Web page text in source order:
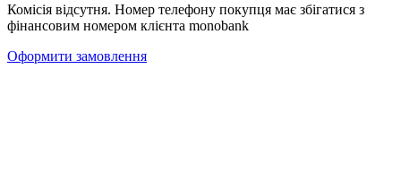
Комісія відсутня. Номер телефону покупця має збігатися з
фінансовим номером клієнта monobank
Оформити замовлення